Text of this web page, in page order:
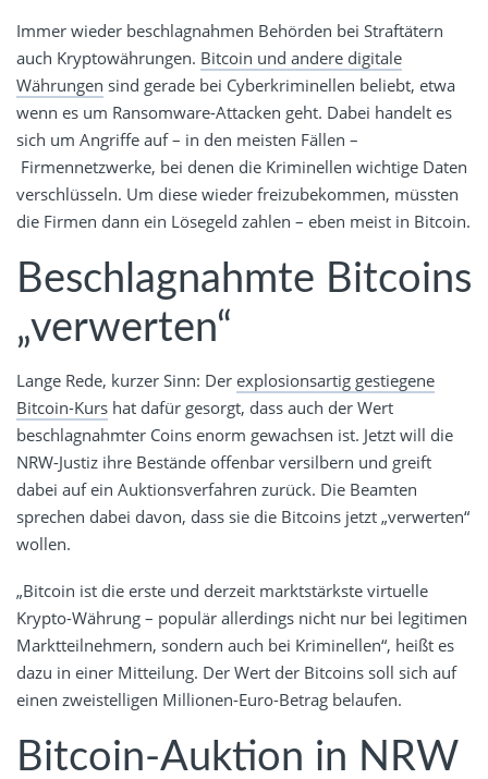
Immer wieder beschlagnahmen Behörden bei Straftätern
auch Kryptowährungen. Bitcoin und andere digitale
Währungen sind gerade bei Cyberkriminellen beliebt, etwa
wenn es um Ransomware-Attacken geht. Dabei handelt es
sich um Angriffe auf – in den meisten Fällen –
Firmennetzwerke, bei denen die Kriminellen wichtige Daten
verschlüsseln. Um diese wieder freizubekommen, müssten
die Firmen dann ein Lösegeld zahlen – eben meist in Bitcoin.
Beschlagnahmte Bitcoins
„verwerten“
Lange Rede, kurzer Sinn: Der explosionsartig gestiegene
Bitcoin-Kurs hat dafür gesorgt, dass auch der Wert
beschlagnahmter Coins enorm gewachsen ist. Jetzt will die
NRW-Justiz ihre Bestände offenbar versilbern und greift
dabei auf ein Auktionsverfahren zurück. Die Beamten
sprechen dabei davon, dass sie die Bitcoins jetzt „verwerten“
wollen.
„Bitcoin ist die erste und derzeit marktstärkste virtuelle
Krypto-Währung – populär allerdings nicht nur bei legitimen
Marktteilnehmern, sondern auch bei Kriminellen“, heißt es
dazu in einer Mitteilung. Der Wert der Bitcoins soll sich auf
einen zweistelligen Millionen-Euro-Betrag belaufen.
Bitcoin-Auktion in NRW